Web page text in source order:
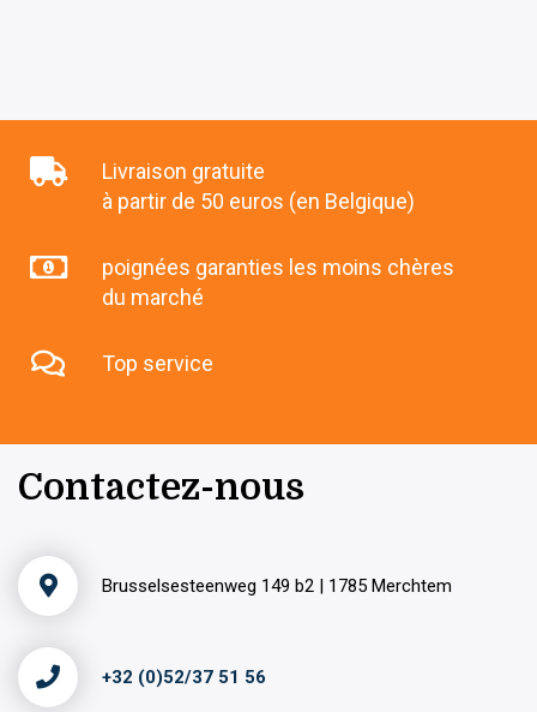
Livraison gratuite
à partir de 50 euros (en Belgique)
poignées garanties les moins chères
du marché
Top service
Contactez-nous
Brusselsesteenweg 149 b2 | 1785 Merchtem
+32 (0)52/37 51 56